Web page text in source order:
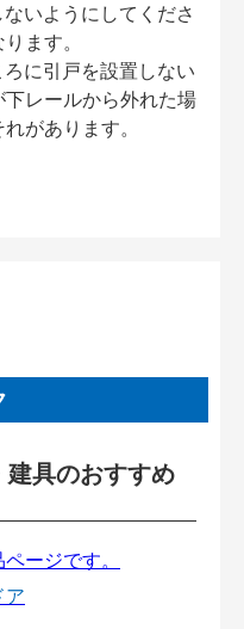
いようにしてくださ
ます。
に引戸を設置しない
レールから外れた場
があります。
具のおすすめ
ア